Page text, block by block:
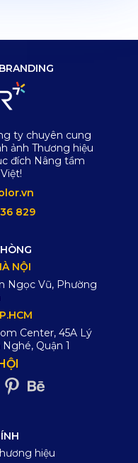
ty chuyên cung
ảnh Thương hiệu
đích Nâng tầm
829
NỘI
Ngọc Vũ, Phường
Center, 45A Lý
Quận 1
hiệu